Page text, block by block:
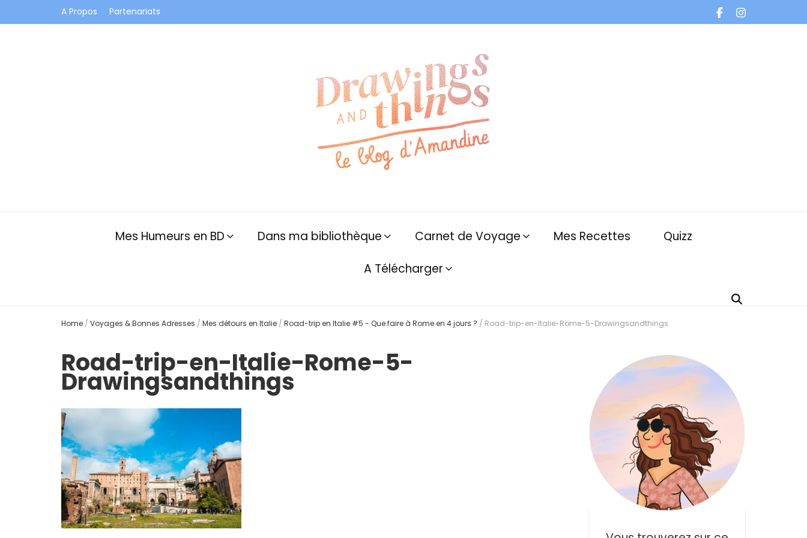
A Propos Partenariats
Mes Humeurs en BD Dans ma bibliothèque Carnet de Voyage Mes Recettes
Quizz
A Télécharger
Home / Voyages & Bonnes Adresses / Mes détours en Italie / Road-trip en Italie #5 - Que faire à Rome en 4 jours ? / Road-trip-en-Italie-Rome-5-Drawingsandthings
Road-trip-en-Italie-Rome-5-
Drawingsandthings